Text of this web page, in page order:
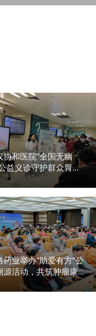
协和医院“全国无幽
益义诊守护群众胃肠
药业举办“助爱有方”公
源活动，共筑肿瘤康复